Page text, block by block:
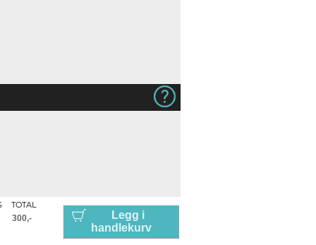
TOTAL
Legg i
handlekurv